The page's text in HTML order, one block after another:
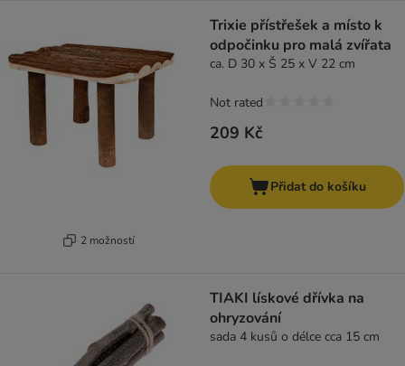
2 možností
Trixie přístřešek a místo k
odpočinku pro malá zvířata
ca. D 30 x Š 25 x V 22 cm
209 Kč
Not rated
Přidat do košíku
TIAKI lískové dřívka na
ohryzování
sada 4 kusů o délce cca 15 cm